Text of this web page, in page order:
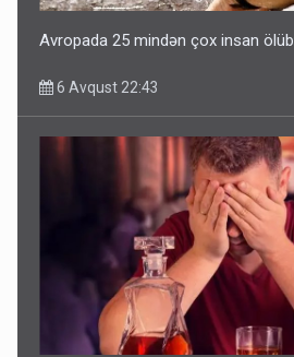
Avropada 25 mindən çox insan ölüb
6 Avqust 22:43